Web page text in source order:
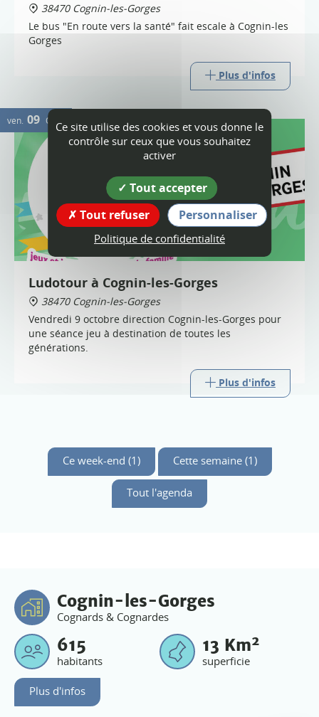
38470 Cognin-les-Gorges
Le bus "En route vers la santé" fait escale à Cognin-les
Gorges
Plus d'infos
ven. 09 OCT.
Ludotour à Cognin-les-Gorges
38470 Cognin-les-Gorges
Vendredi 9 octobre direction Cognin-les-Gorges pour
une séance jeu à destination de toutes les
générations.
Plus d'infos
Ce week-end (1) Cette semaine (1)
Tout l'agenda
Cognin-les-Gorges
Cognards & Cognardes
615
habitants
13 Km2
superficie
Plus d'infos
Ce site utilise des cookies et vous donne le
contrôle sur ceux que vous souhaitez
activer
Tout accepter
Tout refuser
Personnaliser
Politique de confidentialité